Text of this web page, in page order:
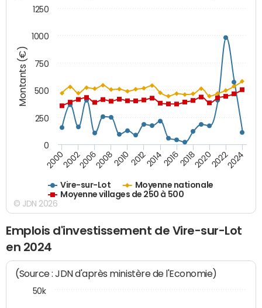
Montants (€)
Vire-sur-Lot
Moyenne nationale
Moyenne villages de 250 à 500
200020022006200820102012201420162018202020222024
0
250
500
750
1000
1250
© JDN 2026
Emplois d'investissement de Vire-sur-Lot
en 2024
(Source : JDN d'après ministère de l'Economie)
50k